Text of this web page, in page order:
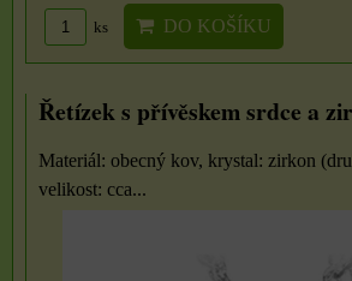
ks DO KOŠÍKU
Řetízek s přívěskem srdce a
Materiál: obecný kov, krystal: zirkon
velikost: cca...